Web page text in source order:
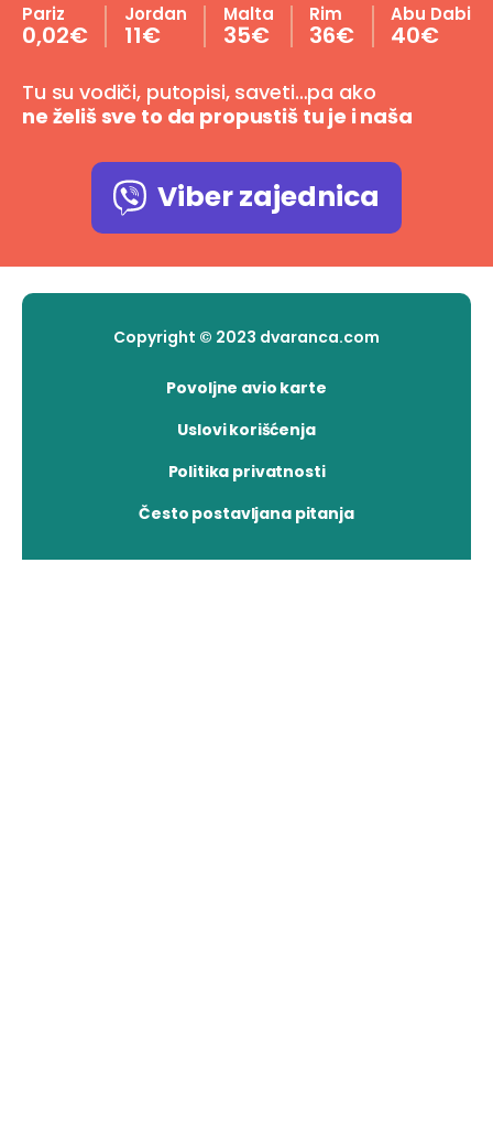
Pariz
0,02€
Jordan
11€
Malta
35€
Rim
36€
Abu Dabi
40€
Tu su vodiči, putopisi, saveti…pa ako
ne želiš sve to da propustiš tu je i naša
Viber zajednica
Copyright © 2023 dvaranca.com
Povoljne avio karte
Uslovi korišćenja
Politika privatnosti
Često postavljana pitanja